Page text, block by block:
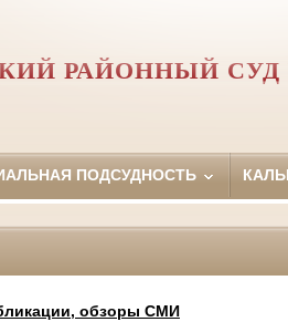
РАЙОННЫЙ
ПОДСУДНОСТЬ
обзоры СМИ